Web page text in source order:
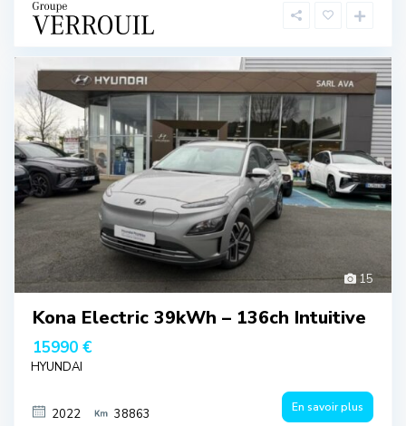
15
Kona Electric 39kWh – 136ch Intuitive
15990 €
HYUNDAI
2022 38863 En savoir plus